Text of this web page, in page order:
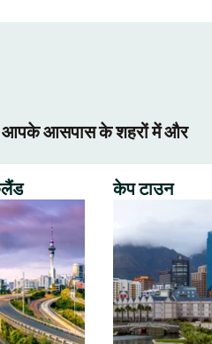
आसपास के शहरों में और
केप टाउन